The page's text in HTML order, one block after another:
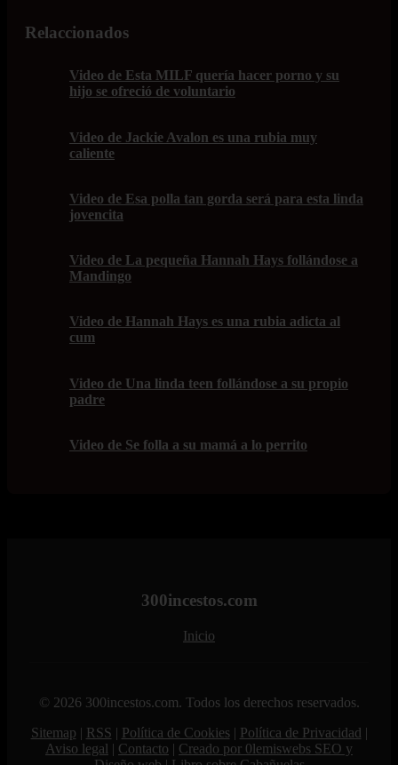
Relaccionados
Video de Esta MILF quería hacer porno y su
hijo se ofreció de voluntario
Video de Jackie Avalon es una rubia muy
caliente
Video de Esa polla tan gorda será para esta linda
jovencita
Video de La pequeña Hannah Hays follándose a
Mandingo
Video de Hannah Hays es una rubia adicta al
cum
Video de Una linda teen follándose a su propio
padre
Video de Se folla a su mamá a lo perrito
300incestos.com
Inicio
© 2026 300incestos.com. Todos los derechos reservados.
Sitemap | RSS | Política de Cookies| Política de Privacidad |
Aviso legal | Contacto | Creado por 0lemiswebs SEO y